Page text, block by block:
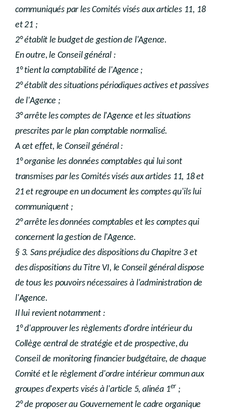
communiqués par les Comités visés aux articles 11, 18
et 21 ;
2° établit le budget de gestion de l'Agence.
En outre, le Conseil général :
1° tient la comptabilité de l'Agence ;
2° établit des situations périodiques actives et passives
de l'Agence ;
3° arrête les comptes de l'Agence et les situations
prescrites par le plan comptable normalisé.
A cet effet, le Conseil général :
1° organise les données comptables qui lui sont
transmises par les Comités visés aux articles 11, 18 et
21 et regroupe en un document les comptes qu'ils lui
communiquent ;
2° arrête les données comptables et les comptes qui
concernent la gestion de l'Agence.
§ 3. Sans préjudice des dispositions du Chapitre 3 et
des dispositions du Titre VI, le Conseil général dispose
de tous les pouvoirs nécessaires à l'administration de
l'Agence.
Il lui revient notamment :
1° d'approuver les règlements d'ordre intérieur du
Collège central de stratégie et de prospective, du
Conseil de monitoring financier budgétaire, de chaque
Comité et le règlement d'ordre intérieur commun aux
groupes d'experts visés à l'article 5, alinéa 1er ;
2° de proposer au Gouvernement le cadre organique